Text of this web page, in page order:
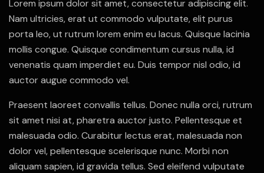
Lorem ipsum dolor sit amet, consectetur adipiscing elit.
Nam ultricies, erat ut commodo vulputate, elit purus
porta leo, ut rutrum lorem enim eu lacus. Quisque lacinia
mollis congue. Quisque condimentum cursus nulla, id
venenatis quam imperdiet eu. Duis tempor nisl odio, id
auctor augue commodo vel.
Praesent laoreet convallis tellus. Donec nulla orci, rutrum
sit amet nisi at, pharetra auctor justo. Pellentesque et
malesuada odio. Curabitur lectus erat, malesuada non
dolor vel, pellentesque scelerisque nunc. Morbi non
aliquam sapien, id gravida tellus. Sed eleifend vulputate